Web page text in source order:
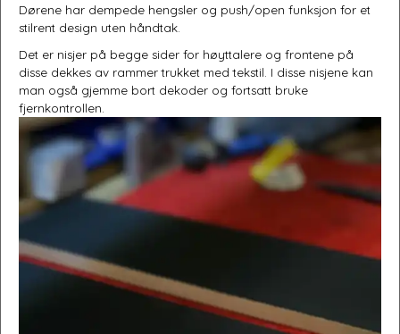
Dørene har dempede hengsler og push/open funksjon for et
stilrent design uten håndtak.
Det er nisjer på begge sider for høyttalere og frontene på
disse dekkes av rammer trukket med tekstil. I disse nisjene kan
man også gjemme bort dekoder og fortsatt bruke
fjernkontrollen.